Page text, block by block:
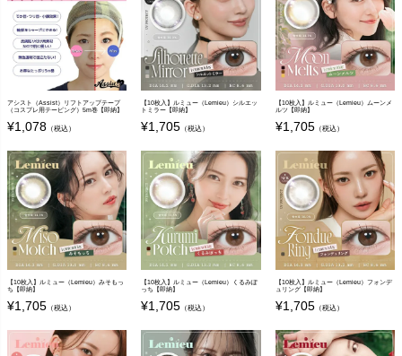
アシスト（Assist）リフトアップテープ
（コスプレ用テーピング）5m巻【即納】
¥1,078 （税込）
【10枚入】ルミュー（Lemieu）シルエッ
トミラー【即納】
¥1,705 （税込）
【10枚入】ルミュー（Lemieu）ムーンメ
ルツ【即納】
¥1,705（税込）
【10枚入】ルミュー（Lemieu）みそもっ
ち【即納】
¥1,705 （税込）
【10枚入】ルミュー（Lemieu）くるみぽ
っち【即納】
¥1,705 （税込）
【10枚入】ルミュー（Lemieu）フォンデ
ュリング【即納】
¥1,705（税込）